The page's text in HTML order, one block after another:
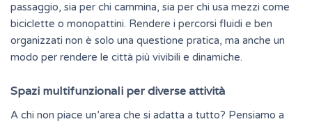
passaggio, sia per chi cammina, sia per chi usa mezzi come
biciclette o monopattini. Rendere i percorsi fluidi e ben
organizzati non è solo una questione pratica, ma anche un
modo per rendere le città più vivibili e dinamiche.
Spazi multifunzionali per diverse attività
A chi non piace un’area che si adatta a tutto? Pensiamo a